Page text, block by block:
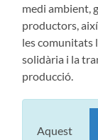
medi ambient,
productors,
les comunitats
solidària i la
producció.
Aquest